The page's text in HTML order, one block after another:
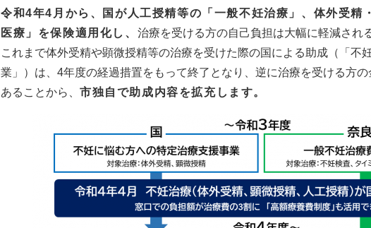
令和4年4月から、国が人工授精等の「一般不妊治療」、体外受精
医療」を保険適用化し、 治療を受ける方の自己負担は大幅に軽減され
これまで体外受精や顕微授精等の治療を受けた際の国による助成（「不
業」）は、4年度の経過措置をもって終了となり、逆に治療を受ける方
あることから、 市独自で助成内容を拡充します。